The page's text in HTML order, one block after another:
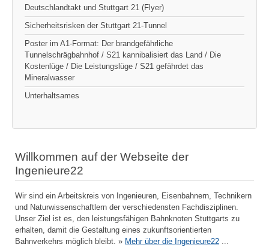
Deutschlandtakt und Stuttgart 21 (Flyer)
Sicherheitsrisken der Stuttgart 21-Tunnel
Poster im A1-Format: Der brandgefährliche
Tunnelschrägbahnhof / S21 kannibalisiert das Land / Die
Kostenlüge / Die Leistungslüge / S21 gefährdet das
Mineralwasser
Unterhaltsames
Willkommen auf der Webseite der
Ingenieure22
Wir sind ein Arbeitskreis von Ingenieuren, Eisenbahnern, Technikern
und Naturwissenschaftlern der verschiedensten Fachdisziplinen.
Unser Ziel ist es, den leistungsfähigen Bahnknoten Stuttgarts zu
erhalten, damit die Gestaltung eines zukunftsorientierten
Bahnverkehrs möglich bleibt. » Mehr über die Ingenieure22